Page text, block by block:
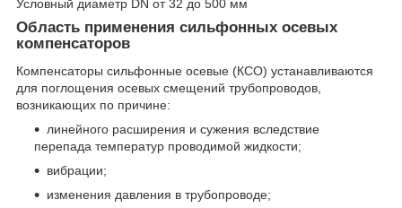
Условный диаметр DN от 32 до 500 мм
Область применения сильфонных осевых
компенсаторов
Компенсаторы сильфонные осевые (КСО) устанавливаются
для поглощения осевых смещений трубопроводов,
возникающих по причине:
линейного расширения и сужения вследствие
перепада температур проводимой жидкости;
вибрации;
изменения давления в трубопроводе;